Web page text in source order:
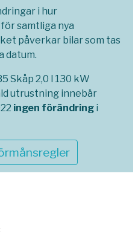
i hur
samtliga nya
påverkar bilar som tas
datum.
Skåp 2,0 l 130 kW
utrustning innebär
ingen förändring i